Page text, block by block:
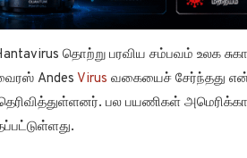
தொற்று பரவிய சம்பவம் உலக
Andes Virus வகையைச் சேர்ந்தது
பல பயணிகள்